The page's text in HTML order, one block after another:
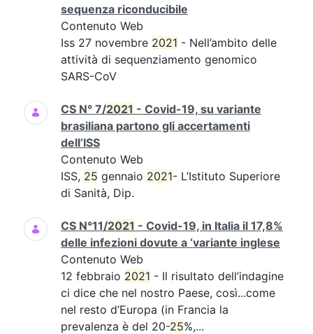
sequenza riconducibile
Contenuto Web
Iss 27 novembre 2021 - Nell’ambito delle
attività di sequenziamento genomico
SARS-CoV
CS N° 7/2021 - Covid-19, su variante
brasiliana partono gli accertamenti
dell’ISS
Contenuto Web
ISS, 25 gennaio 2021- L’Istituto Superiore
di Sanità, Dip.
CS N°11/2021 - Covid-19, in Italia il 17,8%
delle infezioni dovute a ‘variante inglese
Contenuto Web
12 febbraio 2021 - Il risultato dell’indagine
ci dice che nel nostro Paese, così...come
nel resto d’Europa (in Francia la
prevalenza è del 20-25%,...